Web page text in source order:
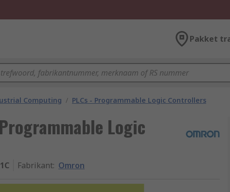
Pakket
Computing / PLCs - Programmable Logic Controllers
Logic
Fabrikant: Omron